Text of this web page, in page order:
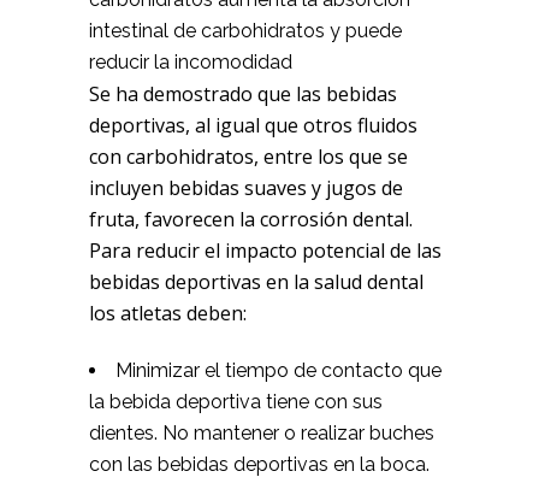
intestinal de carbohidratos y puede
reducir la incomodidad
Se ha demostrado que las bebidas
deportivas, al igual que otros fluidos
con carbohidratos, entre los que se
incluyen bebidas suaves y jugos de
fruta, favorecen la corrosión dental.
Para reducir el impacto potencial de las
bebidas deportivas en la salud dental
los atletas deben:
Minimizar el tiempo de contacto que
la bebida deportiva tiene con sus
dientes. No mantener o realizar buches
con las bebidas deportivas en la boca.